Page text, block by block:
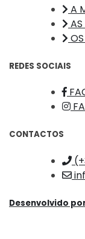
A
REDES SOCIAIS
CONTACTOS
Desenvolvido